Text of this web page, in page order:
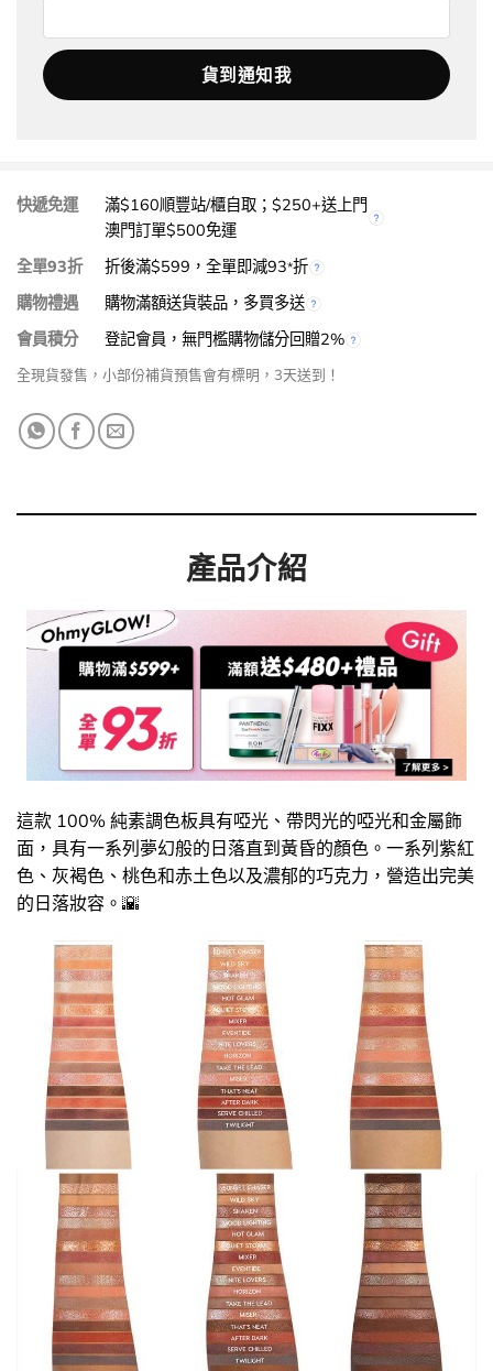
快遞免運
滿$160順豐站/櫃自取；$250+送上門
澳門訂單$500免運
全單93折
折後滿$599，全單即減93*折
購物禮遇
購物滿額送貨裝品，多買多送
會員積分
登記會員，無門檻購物儲分回贈2%
全現貨發售，小部份補貨預售會有標明，3天送到！
產品介紹
這款 100% 純素調色板具有啞光、帶閃光的啞光和金屬飾
面，具有一系列夢幻般的日落直到黃昏的顏色。一系列紫紅
色、灰褐色、桃色和赤土色以及濃郁的巧克力，營造出完美
的日落妝容。🌇